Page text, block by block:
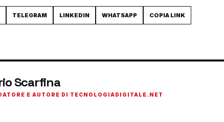
TELEGRAM LINKEDIN WHATSAPP COPIA LINK
Scarfina
E AUTORE DI TECNOLOGIADIGITALE.NET